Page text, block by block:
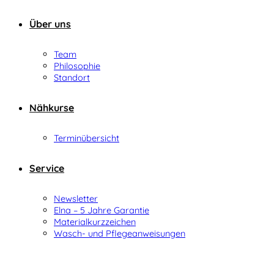
Über uns
Team
Philosophie
Standort
Nähkurse
Terminübersicht
Service
Newsletter
Elna – 5 Jahre Garantie
Materialkurzzeichen
Wasch- und Pflegeanweisungen